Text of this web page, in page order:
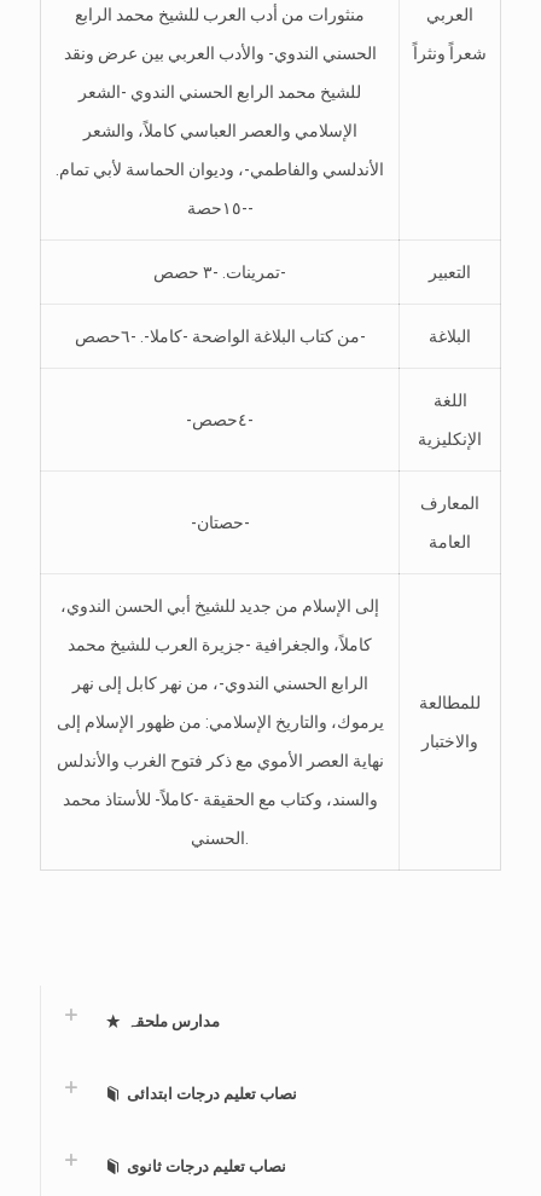
منثورات من أدب العرب للشيخ محمد الرابع
الحسني الندوي- والأدب العربي بين عرض ونقد
للشيخ محمد الرابع الحسني الندوي -الشعر
الإسلامي والعصر العباسي كاملاً، والشعر
الأندلسي والفاطمي-، وديوان الحماسة لأبي تمام.
-١٥حصة-
العربي
شعراً ونثراً
تمرينات. -٣ حصص- التعبير
من كتاب البلاغة الواضحة -كاملا-. -٦حصص- البلاغة
-٤حصص-
اللغة
الإنكليزية
-حصتان-
المعارف
العامة
إلى الإسلام من جديد للشيخ أبي الحسن الندوي،
كاملاً، والجغرافية -جزيرة العرب للشيخ محمد
الرابع الحسني الندوي-، من نهر كابل إلى نهر
يرموك، والتاريخ الإسلامي: من ظهور الإسلام إلى
نهاية العصر الأموي مع ذكر فتوح الغرب والأندلس
والسند، وكتاب مع الحقيقة -كاملاً- للأستاذ محمد
للمطالعة
والاختبار
مدارس ملحقہ
نصاب تعلیم درجات ابتدائی
نصاب تعلیم درجات ثانوی